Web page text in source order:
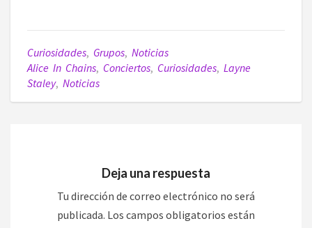
Curiosidades, Grupos, Noticias
Alice In Chains, Conciertos, Curiosidades, Layne
Staley, Noticias
Deja una respuesta
Tu dirección de correo electrónico no será
publicada. Los campos obligatorios están